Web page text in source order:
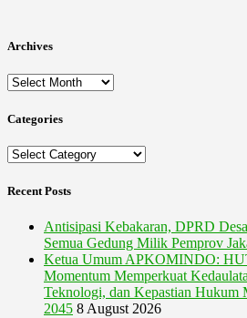
Archives
Archives
Categories
Categories
Recent Posts
Antisipasi Kebakaran, DPRD
Semua Gedung Milik Pemprov
Ketua Umum APKOMINDO:
Momentum Memperkuat
Teknologi, dan Kepastian Hukum
2045 8 August 2026